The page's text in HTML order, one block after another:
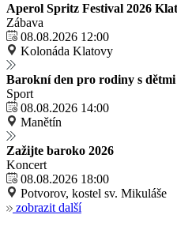
Aperol Spritz Festival 2026
Zábava
08.08.2026 12:00
Kolonáda Klatovy
Barokní den pro rodiny s dětmi
Sport
08.08.2026 14:00
Manětín
Zažijte baroko 2026
Koncert
08.08.2026 18:00
Potvorov, kostel sv. Mikuláše
zobrazit další